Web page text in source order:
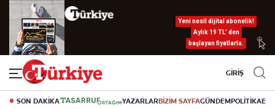
Yeni nesil dijital abonelik!
Aylık 19 TL’ den
başlayan fiyatlarla.
GİRİŞ
SON DAKİKA YAZARLARBİZİM SAYFAGÜNDEMPOLİTİKA